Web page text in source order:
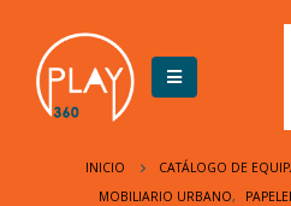
INICIO
CATÁLOGO DE
MOBILIARIO URBANO,